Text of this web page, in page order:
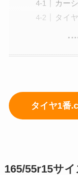
カー
タイ
タイヤ1番
165/55r15サ